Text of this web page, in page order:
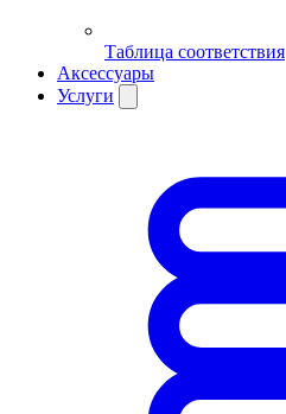
Таблица соответствия
Аксессуары
Услуги